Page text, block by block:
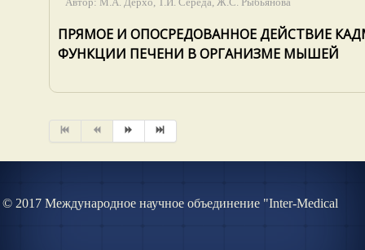
ПРЯМОЕ И ОПОСРЕДОВАННОЕ ДЕЙСТВИЕ
ФУНКЦИИ ПЕЧЕНИ В ОРГАНИЗМЕ МЫШЕЙ
© 2017 Международное научное объединение "Inter-Medical